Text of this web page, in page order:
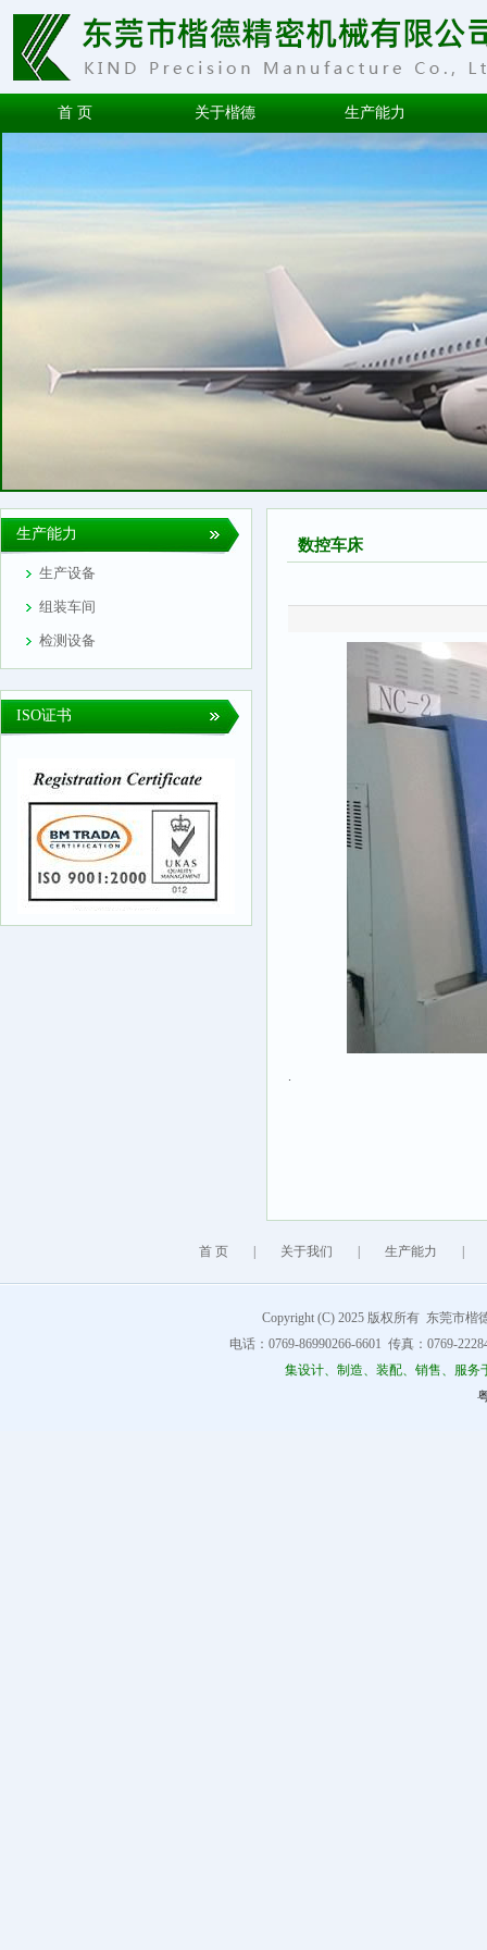
首 页 关于楷德 生产能力
生产能力
生产设备
组装车间
检测设备
ISO证书
数控车床
.
首 页 关于我们 生产能力
Copyright (C) 2025 版权所有 东莞市楷
电话：0769-86990266-6601 传真：0769-
集设计、制造、装配、销售、服